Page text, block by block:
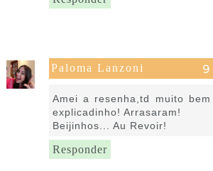
Paloma Lanzoni
Amei a resenha,td muito bem
explicadinho! Arrasaram!
Beijinhos... Au Revoir!
Responder